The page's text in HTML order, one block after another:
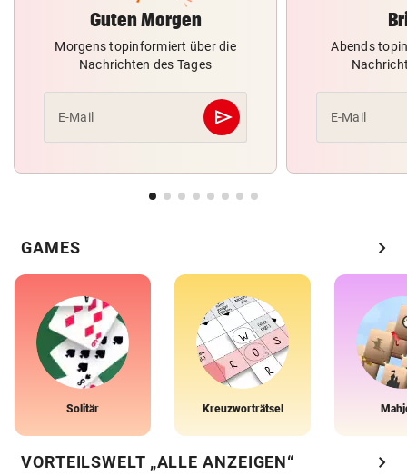
Guten Morgen
Morgens topinformiert über die
Nachrichten des Tages
E-Mail send
Abschicken
Abends
E-Mail
GAMES chevron_right
Solitär Kreuzworträtsel
VORTEILSWELT „ALLE ANZEIGEN“ chevron_right